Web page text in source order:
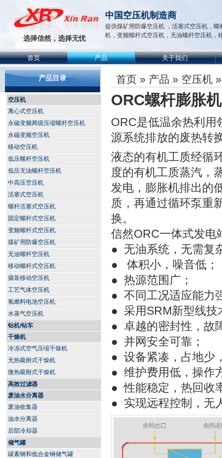
选择信然，选择无忧
中国空压机制造商
提供煤矿用防爆空压机 ，活塞式空压机，
机，变频螺杆式空压机，无油螺杆空压机，
首页 产品 关于我们
产品目录
空压机
离心式空压机
永磁变频两级压缩螺杆空压机
永磁变频空压机
移动空压机
低压螺杆空压机
低压无油螺杆空压机
中高压空压机
活塞式空压机
螺杆活塞式空压机
固定螺杆式空压机
变频螺杆式空压机
煤矿用防爆空压机
无油螺杆空压机
移动螺杆式空压机
撬装移动空压机
工艺气体空压机
氢燃料电池空压机
水蒸气空压机
钻机/钻车
干燥机
冷冻式空气压缩干燥机
无热吸附式干燥机
微热吸附式干燥机
高效过滤器
废油水分离器
废油收集器
油水分离器
后部冷却器
储气罐
碳素钢和低合金钢储气罐
首页 » 产品 » 空压机
ORC螺杆膨胀机
ORC是低温余热利用
源系统排放的废热转
液态的有机工质经循
度的有机工质蒸汽，
发电，膨胀机排出的
质，再通过循环泵重
换。
信然ORC一体式发电
● 无油系统，无需复
● 体积小，噪音低；
● 热源范围广；
● 不同工况适应能力
● 采用SRM新型线技
● 卓越的密封性，故
● 并网安全可靠；
● 设备紧凑，占地少
● 维护费用低，操作
● 性能稳定，热回收
● 实现远程控制，无